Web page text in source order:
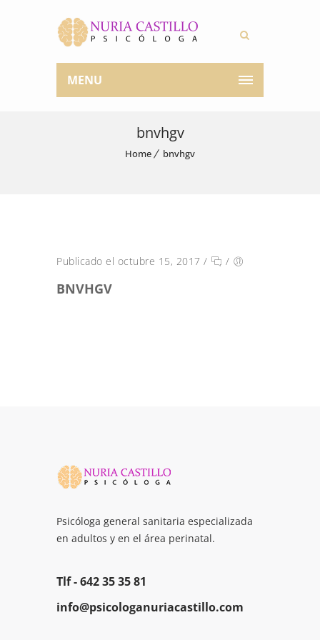
MENU
bnvhgv
Home bnvhgv
Publicado el octubre 15, 2017 / /
BNVHGV
Psicóloga general sanitaria especializada
en adultos y en el área perinatal.
Tlf -642 35 35 81
info@psicologanuriacastillo.com